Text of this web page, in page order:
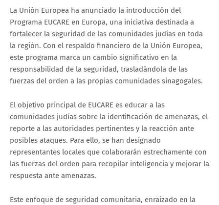
La Unión Europea ha anunciado la introducción del
Programa EUCARE en Europa, una iniciativa destinada a
fortalecer la seguridad de las comunidades judías en toda
la región. Con el respaldo financiero de la Unión Europea,
este programa marca un cambio significativo en la
responsabilidad de la seguridad, trasladándola de las
fuerzas del orden a las propias comunidades sinagogales.
El objetivo principal de EUCARE es educar a las
comunidades judías sobre la identificación de amenazas, el
reporte a las autoridades pertinentes y la reacción ante
posibles ataques. Para ello, se han designado
representantes locales que colaborarán estrechamente con
las fuerzas del orden para recopilar inteligencia y mejorar la
respuesta ante amenazas.
Este enfoque de seguridad comunitaria, enraizado en la